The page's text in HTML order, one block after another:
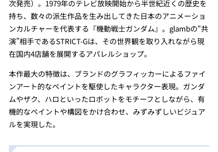
次発売）。1979年のテレビ放映開始から半世紀近くの歴史を
持ち、数々の派生作品を生み出してきた日本のアニメーショ
ンカルチャーを代表する『機動戦士ガンダム』。glambの“共
演”相手であるSTRICT-Gは、その世界観を取り入れながら現
在国内4店舗を展開するアパレルショップ。
本作最大の特徴は、ブランドのグラフィッカーによるファイ
ンアート的なペイントを駆使したキャラクター表現。ガンダ
ムやザク、ハロといったロボットをモチーフとしながら、有
機的なペイントや構図をかけ合わせ、みずみずしいビジュア
ルを実現した。